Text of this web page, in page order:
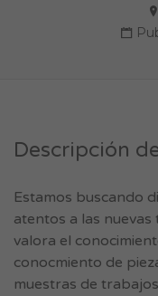
Descripción
Estamos buscando
atentos a las nuevas
valora el
conocmiento de
muestras de